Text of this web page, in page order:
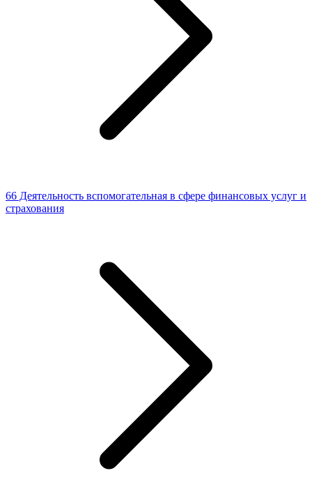
66 Деятельность вспомогательная в сфере финансовых услуг и
страхования